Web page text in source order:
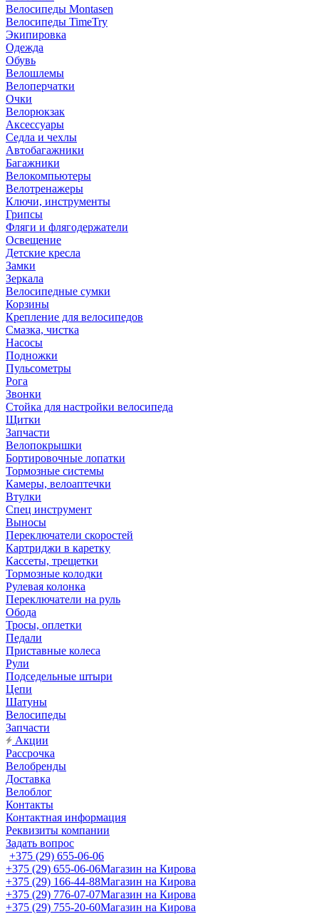
Велосипеды Montasen
Велосипеды TimeTry
Экипировка
Одежда
Обувь
Велошлемы
Велоперчатки
Очки
Велорюкзак
Аксессуары
Седла и чехлы
Автобагажники
Багажники
Велокомпьютеры
Велотренажеры
Ключи, инструменты
Грипсы
Фляги и флягодержатели
Освещение
Детские кресла
Замки
Зеркала
Велосипедные сумки
Корзины
Крепление для велосипедов
Смазка, чистка
Насосы
Подножки
Пульсометры
Рога
Звонки
Стойка для настройки велосипеда
Щитки
Запчасти
Велопокрышки
Бортировочные лопатки
Тормозные системы
Камеры, велоаптечки
Втулки
Спец инструмент
Выносы
Переключатели скоростей
Картриджи в каретку
Кассеты, трещетки
Тормозные колодки
Рулевая колонка
Переключатели на руль
Обода
Тросы, оплетки
Педали
Приставные колеса
Рули
Подседельные штыри
Цепи
Шатуны
Велосипеды
Запчасти
Акции
Рассрочка
Велобренды
Доставка
Велоблог
Контакты
Контактная информация
Реквизиты компании
Задать вопрос
+375 (29) 655-06-06
+375 (29) 655-06-06Магазин на Кирова
+375 (29) 166-44-88Магазин на Кирова
+375 (29) 776-07-07Магазин на Кирова
+375 (29) 755-20-60Магазин на Кирова